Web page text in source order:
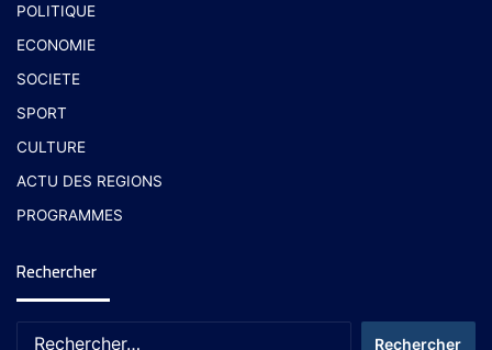
POLITIQUE
ECONOMIE
SOCIETE
SPORT
CULTURE
ACTU DES REGIONS
PROGRAMMES
Rechercher